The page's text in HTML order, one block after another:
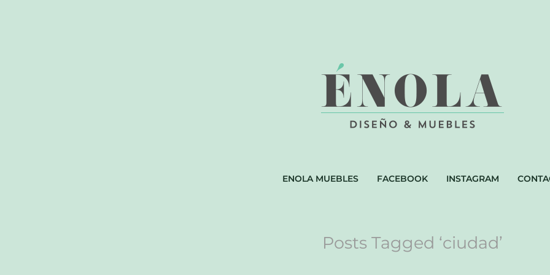
ENOLA MUEBLES FACEBOOK INSTAGRAM
Posts Tagged ‘ciudad’